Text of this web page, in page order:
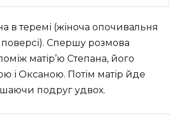
в теремі (жіноча опочивальня
Спершу розмова
матір’ю Степана, його
і Оксаною. Потім матір йде
подруг удвох.